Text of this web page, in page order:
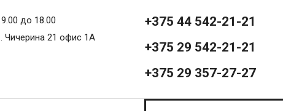
до 18.00
Чичерина 21 офис 1А
+375 44 542-21-21
+375 29 542-21-21
+375 29 357-27-27